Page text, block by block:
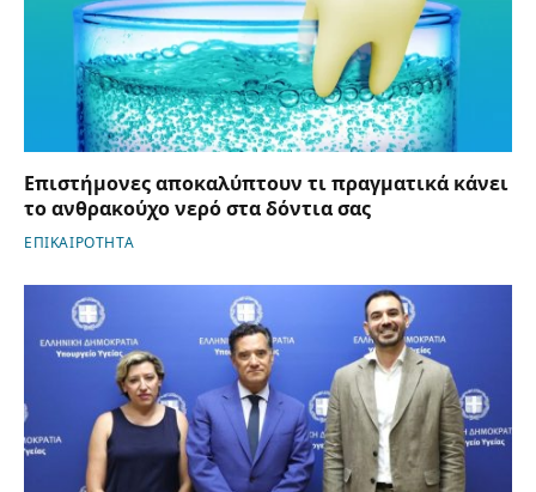
Επιστήμονες αποκαλύπτουν τι πραγματικά κάνει
το ανθρακούχο νερό στα δόντια σας
ΕΠΙΚΑΙΡΟΤΗΤΑ